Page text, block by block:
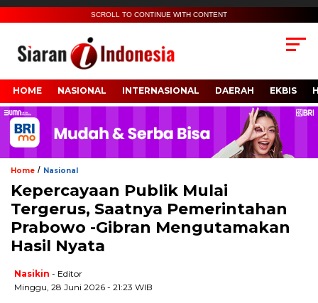
SCROLL TO CONTINUE WITH CONTENT
HOME NASIONAL INTERNASIONAL DAERAH EKBIS
Home / Nasional
Kepercayaan Publik Mulai
Tergerus, Saatnya Pemerintahan
Prabowo -Gibran Mengutamakan
Hasil Nyata
Nasikin - Editor
Minggu, 28 Juni 2026 - 21:23 WIB